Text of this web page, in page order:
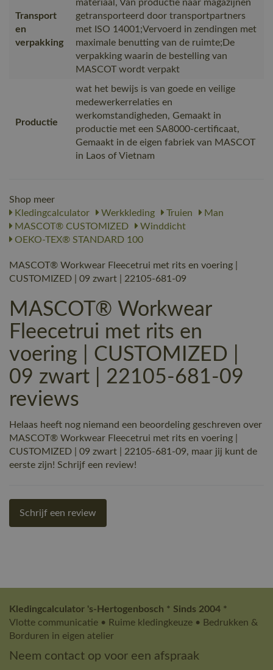
Transport
en
verpakking
materiaal, Van productie naar magazijnen
getransporteerd door transportpartners
met ISO 14001;Vervoerd in zendingen met
maximale benutting van de ruimte;De
verpakking waarin de bestelling van
MASCOT wordt verpakt
Productie
wat het bewijs is van goede en veilige
medewerkerrelaties en
werkomstandigheden, Gemaakt in
productie met een SA8000-certificaat,
Gemaakt in de eigen fabriek van MASCOT
in Laos of Vietnam
Shop meer
Kledingcalculator
Werkkleding Truien
Man
MASCOT® CUSTOMIZED
Winddicht
OEKO-TEX® STANDARD 100
MASCOT® Workwear Fleecetrui met rits en voering |
CUSTOMIZED | 09 zwart | 22105-681-09
MASCOT® Workwear
Fleecetrui met rits en
voering | CUSTOMIZED |
09 zwart | 22105-681-09
reviews
Helaas heeft nog niemand een beoordeling geschreven over
MASCOT® Workwear Fleecetrui met rits en voering |
CUSTOMIZED | 09 zwart | 22105-681-09, maar jij kunt de
eerste zijn! Schrijf een review!
Schrijf een review
Kledingcalculator 's-Hertogenbosch * Sinds 2004 *
Vlotte communicatie • Ruime kledingkeuze • Bedrukken &
Borduren in eigen atelier
Neem contact op voor een afspraak